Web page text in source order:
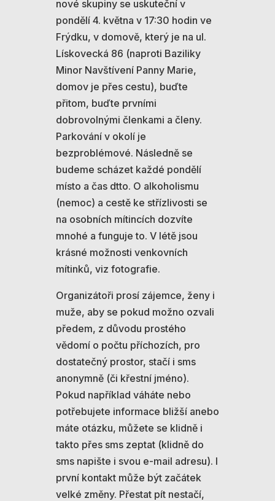
nové skupiny se uskuteční v
pondělí 4. května v 17:30 hodin ve
Frýdku, v domově, který je na ul.
Lískovecká 86 (naproti Baziliky
Minor Navštívení Panny Marie,
domov je přes cestu), buďte
přitom, buďte prvními
dobrovolnými členkami a členy.
Parkování v okolí je
bezproblémové. Následně se
budeme scházet každé pondělí
místo a čas dtto. O alkoholismu
(nemoc) a cestě ke střízlivosti se
na osobních mítincích dozvíte
mnohé a funguje to. V létě jsou
krásné možnosti venkovních
mítinků, viz fotografie.
Organizátoři prosí zájemce, ženy i
muže, aby se pokud možno ozvali
předem, z důvodu prostého
vědomí o počtu příchozích, pro
dostatečný prostor, stačí i sms
anonymně (či křestní jméno).
Pokud například váháte nebo
potřebujete informace bližší anebo
máte otázku, můžete se klidně i
takto přes sms zeptat (klidně do
sms napište i svou e-mail adresu). I
první kontakt může být začátek
velké změny. Přestat pít nestačí,